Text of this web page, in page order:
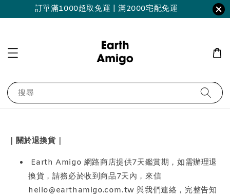
訂單滿1000超取免運 | 滿2000宅配免運
搜尋
｜關於退換貨｜
Earth Amigo 網路商店提供7天鑑賞期，如需辦理退
換貨，請務必於收到商品7天內，來信
hello@earthamigo.com.tw 與我們連絡，完整告知